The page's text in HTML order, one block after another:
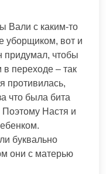
Вали с каким-то
уборщиком, вот и
придумал, чтобы
переходе – так
противилась,
что была бита
Настя и
буквально
они с матерью